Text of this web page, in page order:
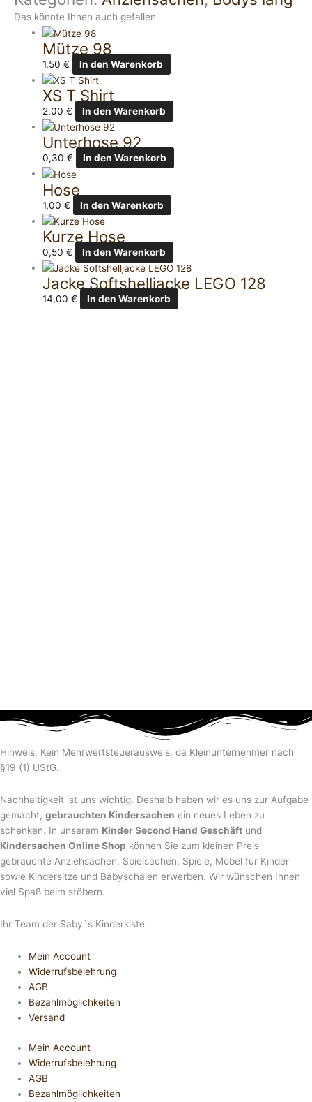
Das könnte Ihnen auch gefallen
Mütze 98
1,50€ In den Warenkorb
XS T Shirt
2,00€ In den Warenkorb
Unterhose 92
0,30€ In den Warenkorb
Hose
1,00€ In den Warenkorb
Kurze Hose
0,50€ In den Warenkorb
Jacke Softshelljacke LEGO 128
14,00€ In den Warenkorb
Hinweis: Kein Mehrwertsteuerausweis, da Kleinunternehmer nach
§19 (1) UStG.
Nachhaltigkeit ist uns wichtig. Deshalb haben wir es uns zur Aufgabe
gemacht, gebrauchten Kindersachen ein neues Leben zu
schenken. In unserem Kinder Second Hand Geschäft und
Kindersachen Online Shop können Sie zum kleinen Preis
gebrauchte Anziehsachen, Spiel­sachen, Spiele, Möbel für Kinder
sowie Kindersitze und Babyschalen erwerben. Wir wünschen Ihnen
viel Spaß beim stöbern.
Ihr Team der Saby´s Kinderkiste
Mein Account
Widerrufsbelehrung
AGB
Bezahlmöglichkeiten
Versand
Mein Account
Widerrufsbelehrung
AGB
Bezahlmöglichkeiten